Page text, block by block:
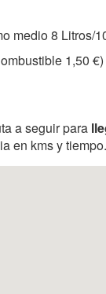
medio 8 Litros/
1,50 €)
a seguir para
en kms y tiempo.